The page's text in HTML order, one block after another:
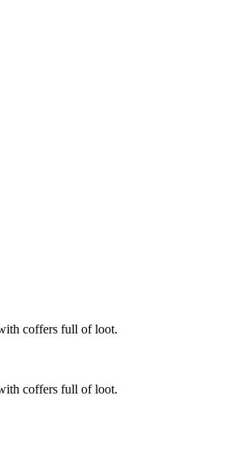
coffers full of loot.
coffers full of loot.